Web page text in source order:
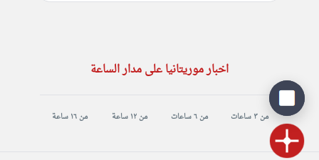
اخبار موريتانيا على مدار الساعة
من ٣ ساعات من ٦ ساعات من ١٢ ساعة من ١٦ ساعة